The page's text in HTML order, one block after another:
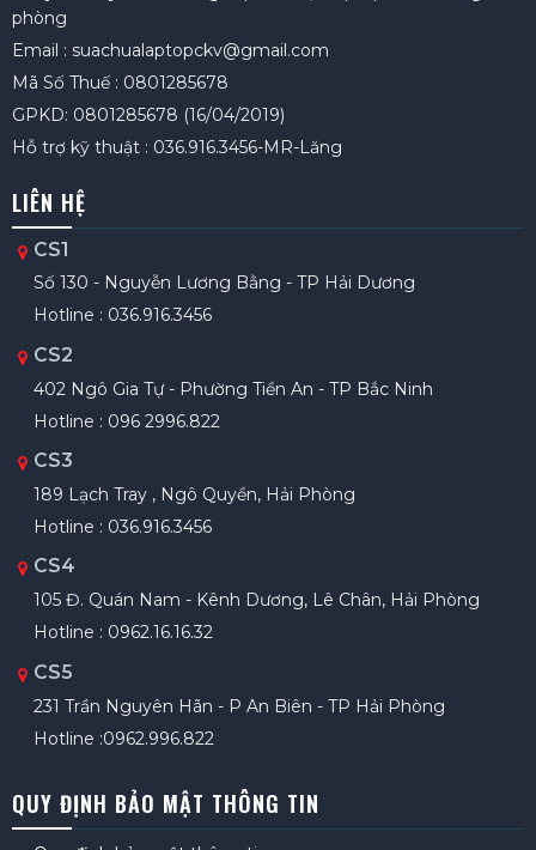
phòng
Email : suachualaptopckv@gmail.com
Mã Số Thuế : 0801285678
GPKD: 0801285678 (16/04/2019)
Hỗ trợ kỹ thuật : 036.916.3456-MR-Lăng
LIÊN HỆ
CS1
Số 130 - Nguyễn Lương Bằng - TP Hải Dương
Hotline : 036.916.3456
CS2
402 Ngô Gia Tự - Phường Tiền An - TP Bắc Ninh
Hotline : 096 2996.822
CS3
189 Lạch Tray , Ngô Quyền, Hải Phòng
Hotline : 036.916.3456
CS4
105 Đ. Quán Nam - Kênh Dương, Lê Chân, Hải Phòng
Hotline : 0962.16.16.32
CS5
231 Trần Nguyên Hãn - P An Biên - TP Hải Phòng
Hotline :0962.996.822
QUY ĐỊNH BẢO MẬT THÔNG TIN